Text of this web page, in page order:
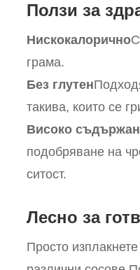
Ползи за
Нискокалорично
грама.
Без глутен
такива, които се
Високо
подобряване на
ситост.
Лесно за
Просто